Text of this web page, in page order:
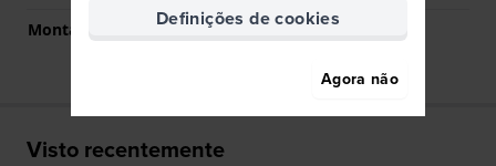
Montagem Reta
Sim
Visto recentemente
Definições de cookies
Agora não